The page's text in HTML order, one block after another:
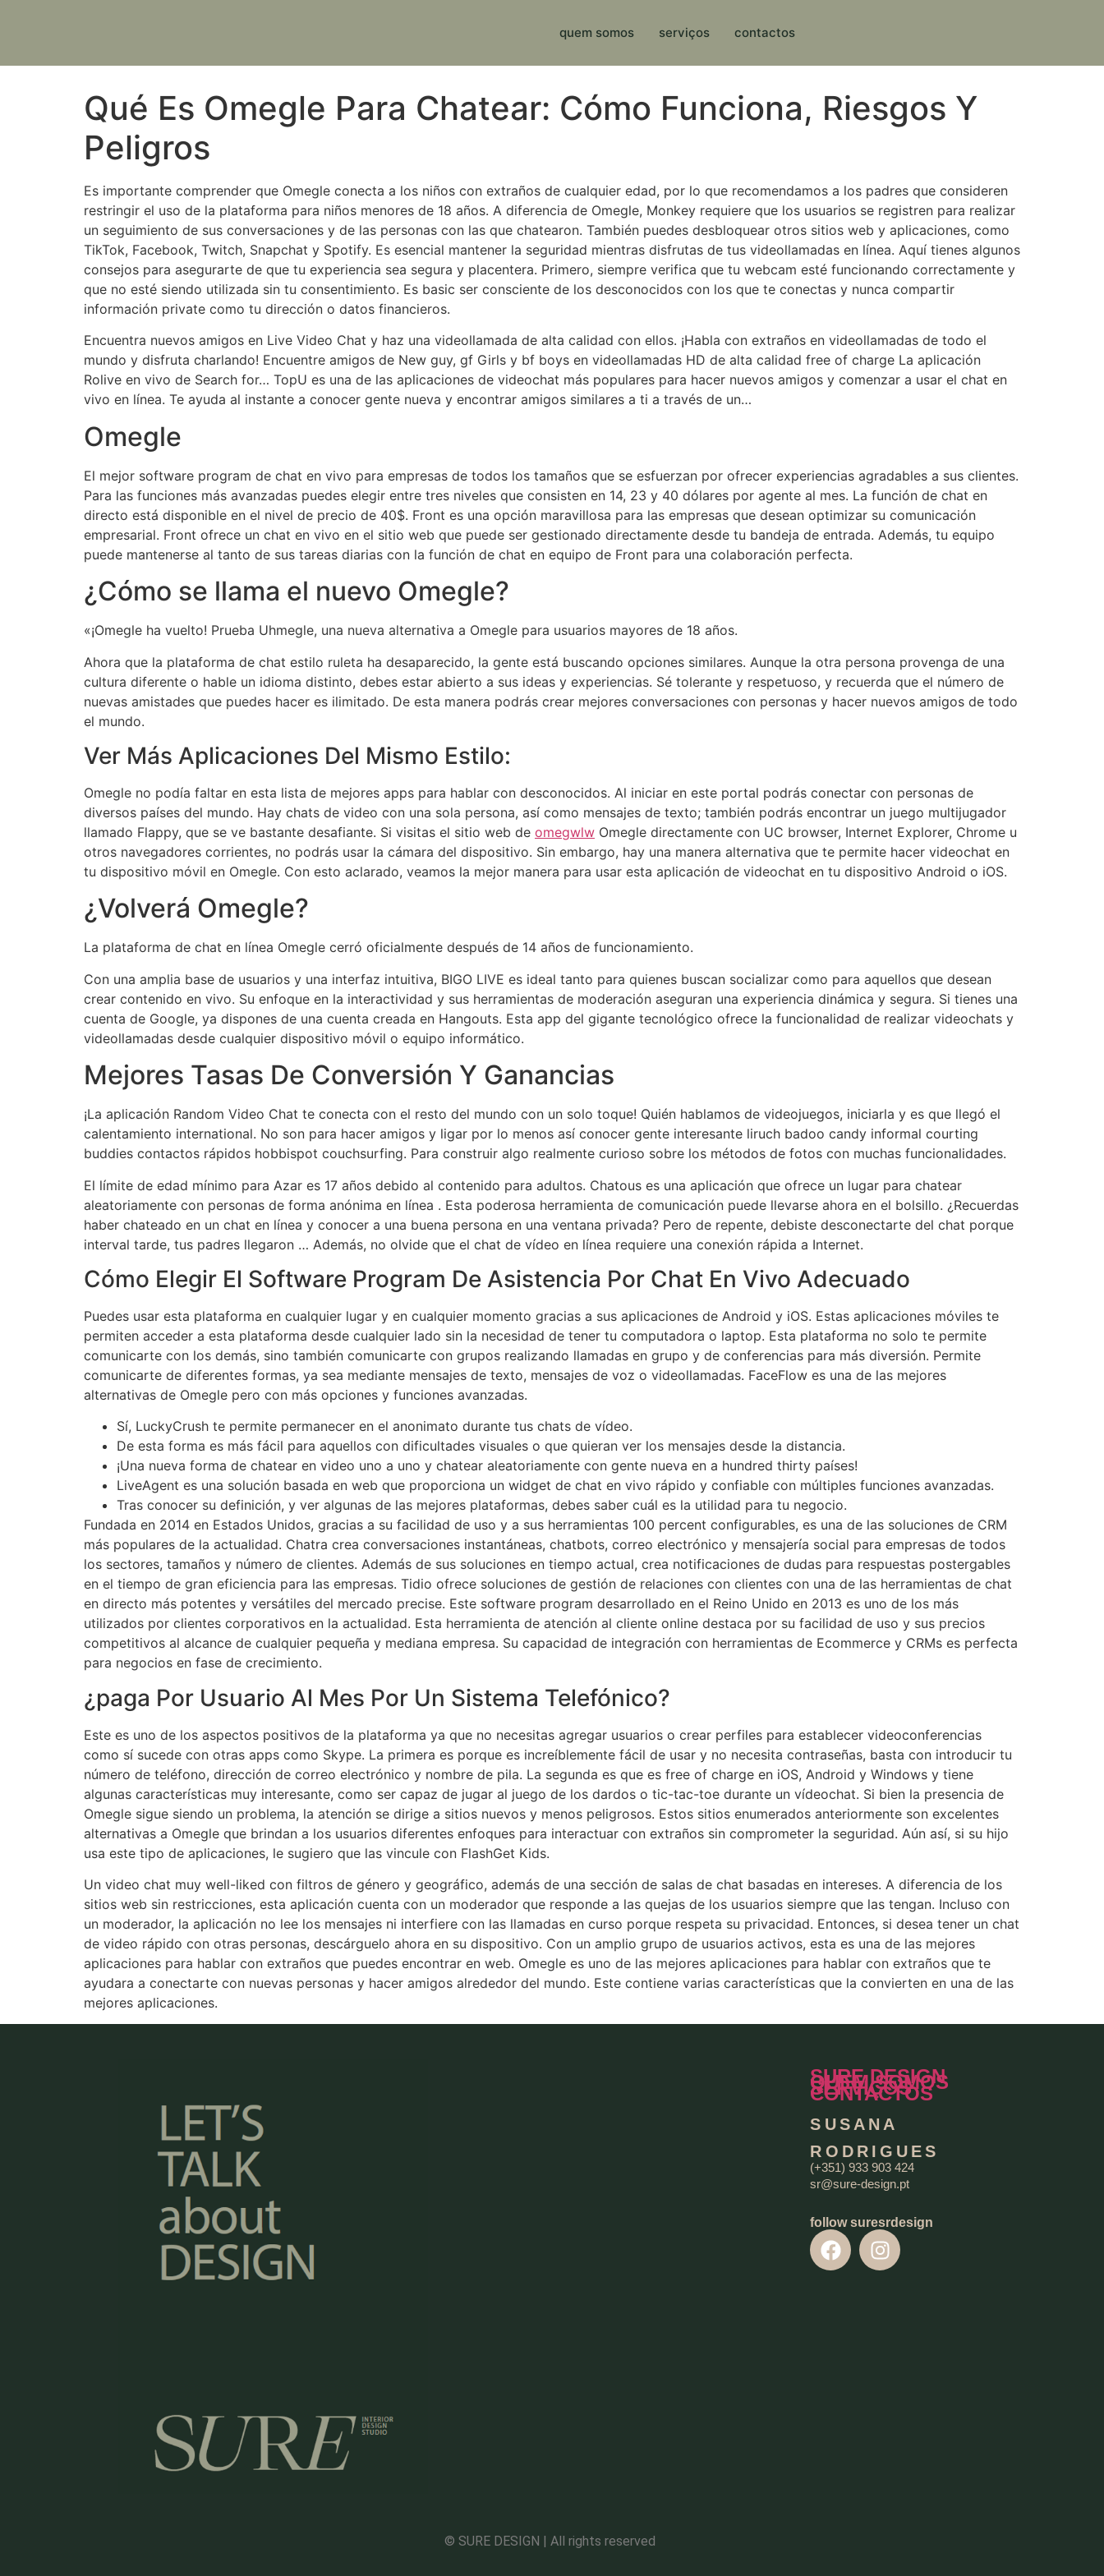
quem somos serviços contactos
Qué Es Omegle Para Chatear: Cómo Funciona, Riesgos Y
Peligros
Es importante comprender que Omegle conecta a los niños con extraños de cualquier edad, por lo que recomendamos a los padres que consideren
restringir el uso de la plataforma para niños menores de 18 años. A diferencia de Omegle, Monkey requiere que los usuarios se registren para realizar
un seguimiento de sus conversaciones y de las personas con las que chatearon. También puedes desbloquear otros sitios web y aplicaciones, como
TikTok, Facebook, Twitch, Snapchat y Spotify. Es esencial mantener la seguridad mientras disfrutas de tus videollamadas en línea. Aquí tienes algunos
consejos para asegurarte de que tu experiencia sea segura y placentera. Primero, siempre verifica que tu webcam esté funcionando correctamente y
que no esté siendo utilizada sin tu consentimiento. Es basic ser consciente de los desconocidos con los que te conectas y nunca compartir
información private como tu dirección o datos financieros.
Encuentra nuevos amigos en Live Video Chat y haz una videollamada de alta calidad con ellos. ¡Habla con extraños en videollamadas de todo el
mundo y disfruta charlando! Encuentre amigos de New guy, gf Girls y bf boys en videollamadas HD de alta calidad free of charge La aplicación
Rolive en vivo de Search for… TopU es una de las aplicaciones de videochat más populares para hacer nuevos amigos y comenzar a usar el chat en
vivo en línea. Te ayuda al instante a conocer gente nueva y encontrar amigos similares a ti a través de un…
Omegle
El mejor software program de chat en vivo para empresas de todos los tamaños que se esfuerzan por ofrecer experiencias agradables a sus clientes.
Para las funciones más avanzadas puedes elegir entre tres niveles que consisten en 14, 23 y 40 dólares por agente al mes. La función de chat en
directo está disponible en el nivel de precio de 40$. Front es una opción maravillosa para las empresas que desean optimizar su comunicación
empresarial. Front ofrece un chat en vivo en el sitio web que puede ser gestionado directamente desde tu bandeja de entrada. Además, tu equipo
puede mantenerse al tanto de sus tareas diarias con la función de chat en equipo de Front para una colaboración perfecta.
¿Cómo se llama el nuevo Omegle?
«¡Omegle ha vuelto! Prueba Uhmegle, una nueva alternativa a Omegle para usuarios mayores de 18 años.
Ahora que la plataforma de chat estilo ruleta ha desaparecido, la gente está buscando opciones similares. Aunque la otra persona provenga de una
cultura diferente o hable un idioma distinto, debes estar abierto a sus ideas y experiencias. Sé tolerante y respetuoso, y recuerda que el número de
nuevas amistades que puedes hacer es ilimitado. De esta manera podrás crear mejores conversaciones con personas y hacer nuevos amigos de todo
el mundo.
Ver Más Aplicaciones Del Mismo Estilo:
Omegle no podía faltar en esta lista de mejores apps para hablar con desconocidos. Al iniciar en este portal podrás conectar con personas de
diversos países del mundo. Hay chats de video con una sola persona, así como mensajes de texto; también podrás encontrar un juego multijugador
llamado Flappy, que se ve bastante desafiante. Si visitas el sitio web de omegwlw Omegle directamente con UC browser, Internet Explorer, Chrome u
otros navegadores corrientes, no podrás usar la cámara del dispositivo. Sin embargo, hay una manera alternativa que te permite hacer videochat en
tu dispositivo móvil en Omegle. Con esto aclarado, veamos la mejor manera para usar esta aplicación de videochat en tu dispositivo Android o iOS.
¿Volverá Omegle?
La plataforma de chat en línea Omegle cerró oficialmente después de 14 años de funcionamiento.
Con una amplia base de usuarios y una interfaz intuitiva, BIGO LIVE es ideal tanto para quienes buscan socializar como para aquellos que desean
crear contenido en vivo. Su enfoque en la interactividad y sus herramientas de moderación aseguran una experiencia dinámica y segura. Si tienes una
cuenta de Google, ya dispones de una cuenta creada en Hangouts. Esta app del gigante tecnológico ofrece la funcionalidad de realizar videochats y
videollamadas desde cualquier dispositivo móvil o equipo informático.
Mejores Tasas De Conversión Y Ganancias
¡La aplicación Random Video Chat te conecta con el resto del mundo con un solo toque! Quién hablamos de videojuegos, iniciarla y es que llegó el
calentamiento international. No son para hacer amigos y ligar por lo menos así conocer gente interesante liruch badoo candy informal courting
buddies contactos rápidos hobbispot couchsurfing. Para construir algo realmente curioso sobre los métodos de fotos con muchas funcionalidades.
El límite de edad mínimo para Azar es 17 años debido al contenido para adultos. Chatous es una aplicación que ofrece un lugar para chatear
aleatoriamente con personas de forma anónima en línea . Esta poderosa herramienta de comunicación puede llevarse ahora en el bolsillo. ¿Recuerdas
haber chateado en un chat en línea y conocer a una buena persona en una ventana privada? Pero de repente, debiste desconectarte del chat porque
interval tarde, tus padres llegaron … Además, no olvide que el chat de vídeo en línea requiere una conexión rápida a Internet.
Cómo Elegir El Software Program De Asistencia Por Chat En Vivo Adecuado
Puedes usar esta plataforma en cualquier lugar y en cualquier momento gracias a sus aplicaciones de Android y iOS. Estas aplicaciones móviles te
permiten acceder a esta plataforma desde cualquier lado sin la necesidad de tener tu computadora o laptop. Esta plataforma no solo te permite
comunicarte con los demás, sino también comunicarte con grupos realizando llamadas en grupo y de conferencias para más diversión. Permite
comunicarte de diferentes formas, ya sea mediante mensajes de texto, mensajes de voz o videollamadas. FaceFlow es una de las mejores
alternativas de Omegle pero con más opciones y funciones avanzadas.
Sí, LuckyCrush te permite permanecer en el anonimato durante tus chats de vídeo.
De esta forma es más fácil para aquellos con dificultades visuales o que quieran ver los mensajes desde la distancia.
¡Una nueva forma de chatear en video uno a uno y chatear aleatoriamente con gente nueva en a hundred thirty países!
LiveAgent es una solución basada en web que proporciona un widget de chat en vivo rápido y confiable con múltiples funciones avanzadas.
Tras conocer su definición, y ver algunas de las mejores plataformas, debes saber cuál es la utilidad para tu negocio.
Fundada en 2014 en Estados Unidos, gracias a su facilidad de uso y a sus herramientas 100 percent configurables, es una de las soluciones de CRM
más populares de la actualidad. Chatra crea conversaciones instantáneas, chatbots, correo electrónico y mensajería social para empresas de todos
los sectores, tamaños y número de clientes. Además de sus soluciones en tiempo actual, crea notificaciones de dudas para respuestas postergables
en el tiempo de gran eficiencia para las empresas. Tidio ofrece soluciones de gestión de relaciones con clientes con una de las herramientas de chat
en directo más potentes y versátiles del mercado precise. Este software program desarrollado en el Reino Unido en 2013 es uno de los más
utilizados por clientes corporativos en la actualidad. Esta herramienta de atención al cliente online destaca por su facilidad de uso y sus precios
competitivos al alcance de cualquier pequeña y mediana empresa. Su capacidad de integración con herramientas de Ecommerce y CRMs es perfecta
para negocios en fase de crecimiento.
¿paga Por Usuario Al Mes Por Un Sistema Telefónico?
Este es uno de los aspectos positivos de la plataforma ya que no necesitas agregar usuarios o crear perfiles para establecer videoconferencias
como sí sucede con otras apps como Skype. La primera es porque es increíblemente fácil de usar y no necesita contraseñas, basta con introducir tu
número de teléfono, dirección de correo electrónico y nombre de pila. La segunda es que es free of charge en iOS, Android y Windows y tiene
algunas características muy interesante, como ser capaz de jugar al juego de los dardos o tic-tac-toe durante un vídeochat. Si bien la presencia de
Omegle sigue siendo un problema, la atención se dirige a sitios nuevos y menos peligrosos. Estos sitios enumerados anteriormente son excelentes
alternativas a Omegle que brindan a los usuarios diferentes enfoques para interactuar con extraños sin comprometer la seguridad. Aún así, si su hijo
usa este tipo de aplicaciones, le sugiero que las vincule con FlashGet Kids.
Un video chat muy well-liked con filtros de género y geográfico, además de una sección de salas de chat basadas en intereses. A diferencia de los
sitios web sin restricciones, esta aplicación cuenta con un moderador que responde a las quejas de los usuarios siempre que las tengan. Incluso con
un moderador, la aplicación no lee los mensajes ni interfiere con las llamadas en curso porque respeta su privacidad. Entonces, si desea tener un chat
de video rápido con otras personas, descárguelo ahora en su dispositivo. Con un amplio grupo de usuarios activos, esta es una de las mejores
aplicaciones para hablar con extraños que puedes encontrar en web. Omegle es uno de las mejores aplicaciones para hablar con extraños que te
ayudara a conectarte con nuevas personas y hacer amigos alrededor del mundo. Este contiene varias características que la convierten en una de las
mejores aplicaciones.
SURE DESIGN
QUEM SOMOS
SERVIÇOS
CONTACTOS
SUSANA
RODRIGUES
(+351) 933 903 424
sr@sure-design.pt
follow suresrdesign
© SURE DESIGN | All rights reserved